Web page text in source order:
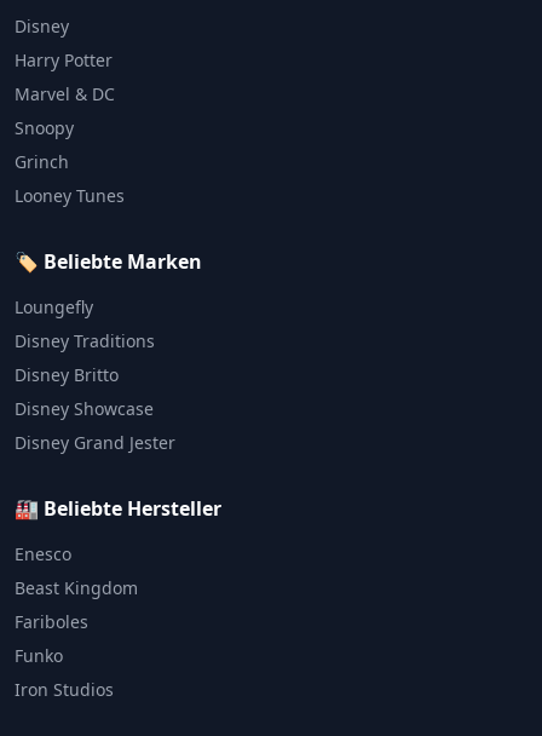
Disney
Harry Potter
Marvel & DC
Snoopy
Grinch
Looney Tunes
🏷️ Beliebte Marken
Loungefly
Disney Traditions
Disney Britto
Disney Showcase
Disney Grand Jester
🏭 Beliebte Hersteller
Enesco
Beast Kingdom
Fariboles
Funko
Iron Studios